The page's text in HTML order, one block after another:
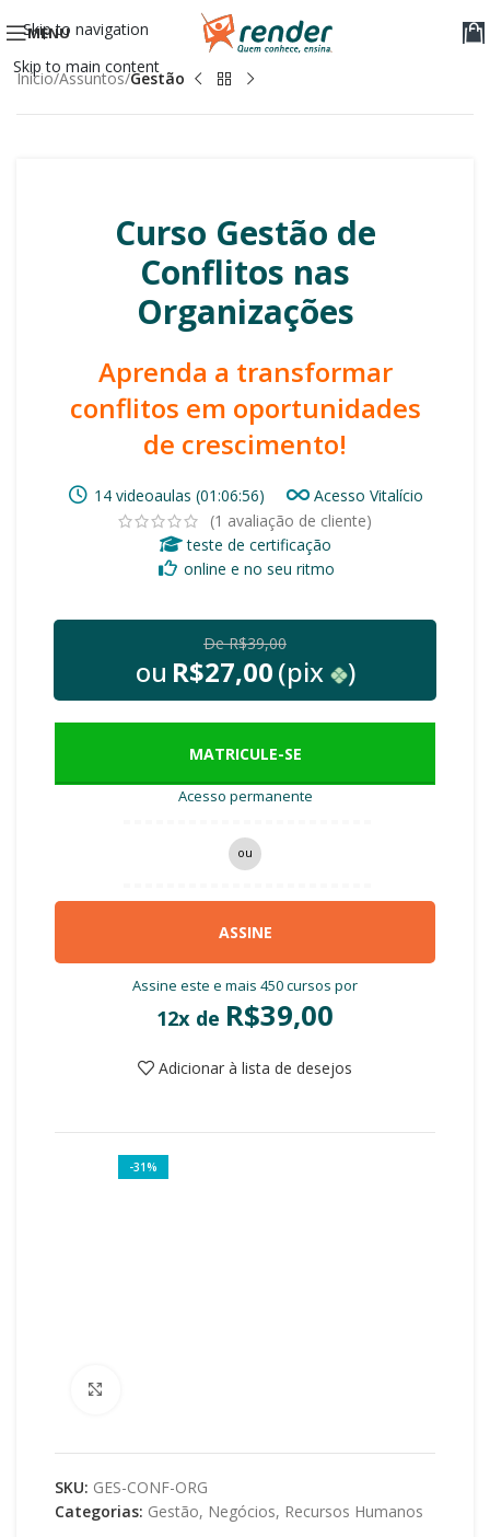
Skip to navigation
Skip to main content
MENU
Início Assuntos Gestão
Curso Gestão de
Conflitos nas
Organizações
Aprenda a transformar
conflitos em oportunidades
de crescimento!
14 videoaulas (01:06:56)
Acesso Vitalício
(1 avaliação de cliente)
teste de certificação
online e no seu ritmo
DeR$39,00
ou R$27,00(pix )
MATRICULE-SE
Acesso permanente
ou
ASSINE
Assine este e mais 450 cursos por
12x de R$39,00
Adicionar à lista de desejos
-31%
SKU: GES-CONF-ORG
Categorias: Gestão, Negócios, Recursos Humanos